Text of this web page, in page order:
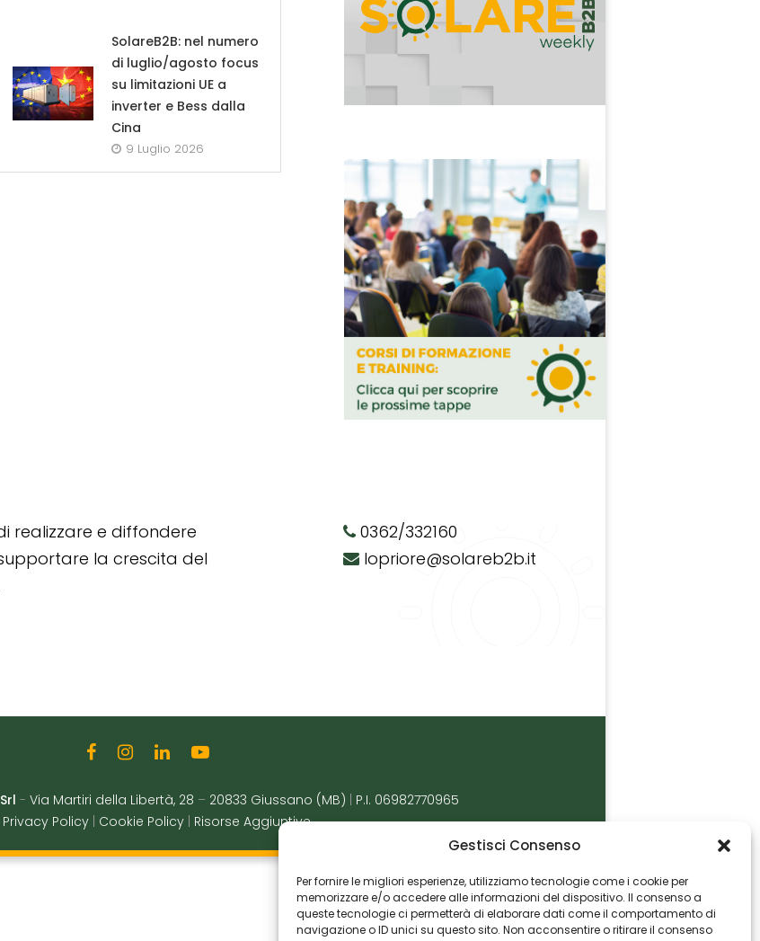
Gestisci Consenso
Per fornire le migliori esperienze, utilizziamo tecnologie come i cookie per
memorizzare e/o accedere alle informazioni del dispositivo. Il consenso a
queste tecnologie ci permetterà di elaborare dati come il comportamento di
navigazione o ID unici su questo sito. Non acconsentire o ritirare il consenso
SolareB2B: nel numero
di luglio/agosto focus
su limitazioni UE a
inverter e Bess dalla
Cina
9 Luglio 2026
realizzare e diffondere
la crescita del
0362/332160
lopriore@solareb2b.it
- Via Martiri della Libertà, 28 – 20833 Giussano (MB)
P.I. 06982770965
Privacy Policy
Cookie Policy Risorse Aggiuntive